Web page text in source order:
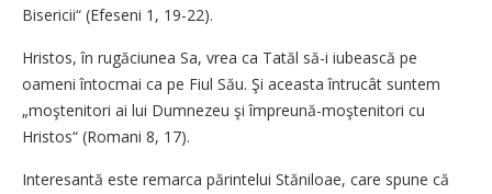
Bisericii“ (Efeseni 1, 19-22).
Hristos, în rugăciunea Sa, vrea ca Tatăl să-i iubească pe
oameni întocmai ca pe Fiul Său. Şi aceasta întrucât suntem
„moştenitori ai lui Dumnezeu şi împreună-moştenitori cu
Hristos“ (Romani 8, 17).
Interesantă este remarca părintelui Stăniloae, care spune că